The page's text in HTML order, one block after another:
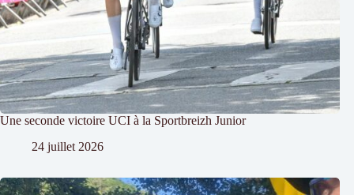
Une seconde victoire UCI à la Sportbreizh Junior
24 juillet 2026